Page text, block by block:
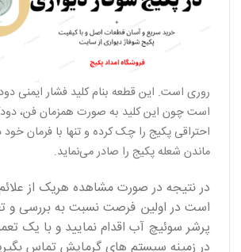
روری است. این قطعه بنام کلید فشار ایمنی
است چون این کلید به صورت همزمان فن،
احتراقی پکیج را چک کرده و تنها با فرمان
ماندن شعله پکیج را صادر می‌نماید.
در نتیجه در صورت مشاهده هریک از
است در اولین فرصت نسبت به بررسی و
پرشر سوئیچ آب اقدام نمایید و با یک
در زمینه سیستم های گرمایش تماس